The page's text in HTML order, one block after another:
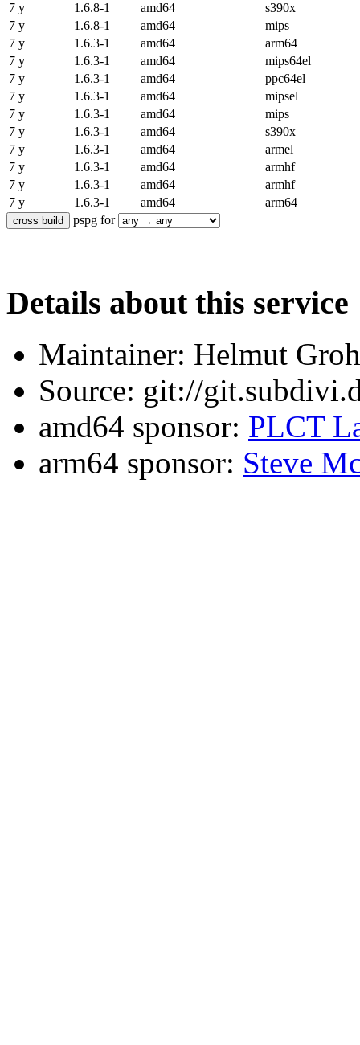
7 y
1.6.8-1 amd64
s390x
7 y
1.6.8-1 amd64
mips
7 y
1.6.3-1 amd64
arm64
7 y
1.6.3-1 amd64
mips64el
7 y
1.6.3-1 amd64
ppc64el
7 y
1.6.3-1 amd64
mipsel
7 y
1.6.3-1 amd64
mips
7 y
1.6.3-1 amd64
s390x
7 y
1.6.3-1 amd64
armel
7 y
1.6.3-1 amd64
armhf
7 y
1.6.3-1 amd64
armhf
7 y
1.6.3-1 amd64
arm64
pspg for
Details about this service
Maintainer: Helmut
Source: git://
amd64 sponsor: PLCT
arm64 sponsor: Steve